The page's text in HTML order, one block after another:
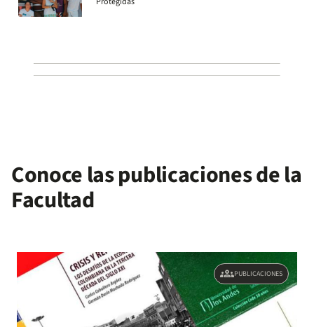
Conoce las publicaciones de la
Facultad
groupsPUBLICACIONES